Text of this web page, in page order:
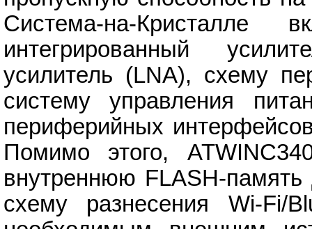
Система-на-
интегрированный
усилитель (LNA), схему
систему управления
периферийных
Помимо этого,
внутреннюю FLASH-
схему разнесения Wi-Fi/